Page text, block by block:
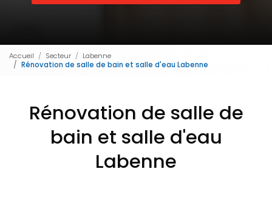
Accueil Secteur
Labenne
Rénovation de salle de bain et salle d'eau Labenne
Rénovation de salle de
bain et salle d'eau
Labenne